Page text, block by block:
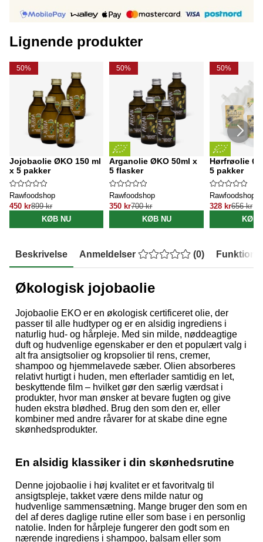
Lignende produkter
50%
Jojobaolie ØKO 150 ml
x 5 pakker
Rawfoodshop
450 kr899 kr
KØB NU
50%
Arganolie ØKO 50ml x
5 flasker
Rawfoodshop
350 kr700 kr
KØB NU
50%
Hørfrøolie
5 pakker
Rawfoodshop
328 kr656 kr
KØB
Beskrivelse Anmeldelser (0)
Økologisk jojobaolie
Jojobaolie EKO er en økologisk certificeret olie, der
passer til alle hudtyper og er en alsidig ingrediens i
naturlig hud- og hårpleje. Med sin milde, nøddeagtige
duft og hudvenlige egenskaber er den et populært valg i
alt fra ansigtsolier og kropsolier til rens, cremer,
shampoo og hjemmelavede sæber. Olien absorberes
relativt hurtigt i huden, men efterlader samtidig en let,
beskyttende film – hvilket gør den særlig værdsat i
produkter, hvor man ønsker at bevare fugten og give
huden ekstra blødhed. Brug den som den er, eller
kombiner med andre råvarer for at skabe dine egne
skønhedsprodukter.
En alsidig klassiker i din skønhedsrutine
Denne jojobaolie i høj kvalitet er et favoritvalg til
ansigtspleje, takket være dens milde natur og
hudvenlige sammensætning. Mange bruger den som en
del af deres daglige rutine eller som base i en personlig
natolie. Inden for hårpleje fungerer den godt som en
nærende ingrediens i shampoo, balsam eller som